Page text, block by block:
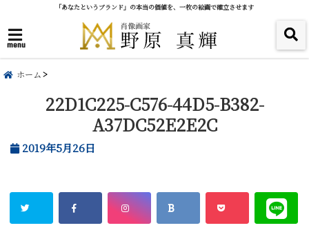
「あなたというブランド」の本当の価値を、一枚の絵画で確立させます
menu
ホーム
22D1C225-C576-44D5-B382-
A37DC52E2E2C
2019年5月26日